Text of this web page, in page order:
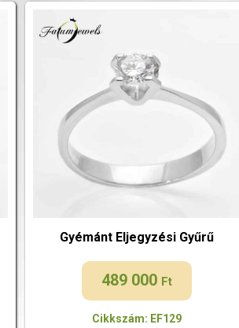
Gyémánt Eljegyzési Gyűrű
489 000 Ft
Cikkszám: EF129